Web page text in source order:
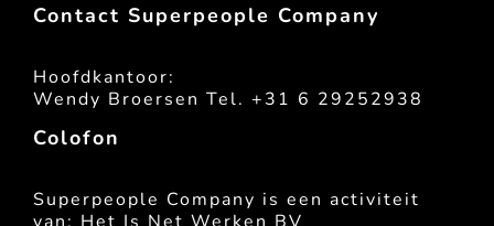
Contact Superpeople Company
Hoofdkantoor:
Wendy Broersen Tel. +31 6 29252938
Colofon
Superpeople Company is een activiteit